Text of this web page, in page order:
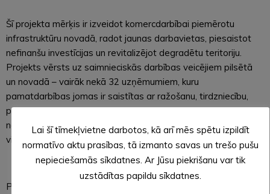
Šī projekta mērķis ir izveidot komercdarbībai piemērotu
infrastruktūru novadā, radot jaunas darbavietas, piesaistot
nefinanšu investīcijas un revitalizējot degradētu teritoriju.
Projekts vērsts uz saimnieciskās darbības veicējiem pilsētā
un novadā – vairāk nekā 32 uzņēmumiem, kuru
pamatdarbības jomas ir saistītas ar ražošanu, tirdzniecību,
pārvadājumiem un citām novada attīstībai svarīgām
nozarēm, kā arī potenciālajiem komersantiem, investoriem,
vietējiem uzņēmumiem un projekta sadarbības partneriem.
Par ražošanas ēkas “Biznesa stacija” telpu izmantošanu
Lai šī tīmekļvietne darbotos, kā arī mēs spētu izpildīt
normatīvo aktu prasības, tā izmanto savas un trešo pušu
nepieciešamās sīkdatnes. Ar Jūsu piekrišanu var tik
uzstādītas papildu sīkdatnes.